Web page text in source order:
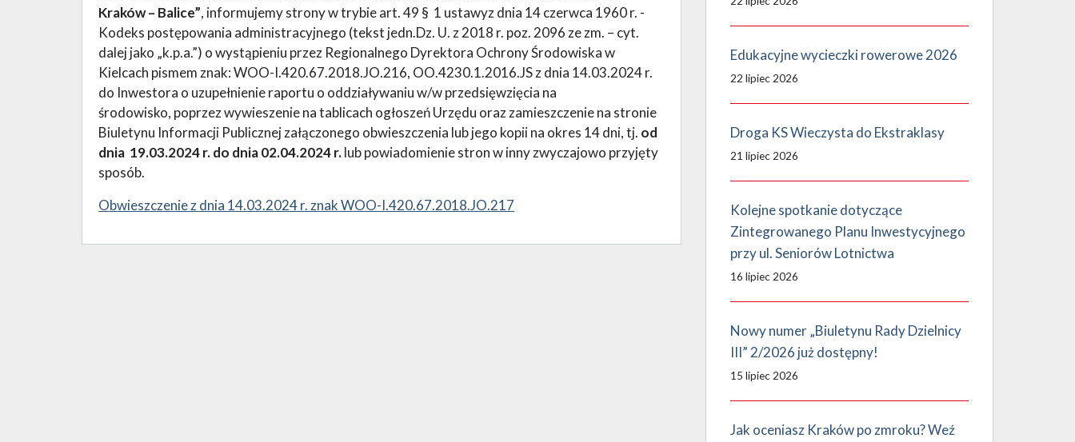
Kraków – Balice”, informujemy strony w trybie art. 49 § 1 ustawyz dnia 14 czerwca 1960 r. -
Kodeks postępowania administracyjnego (tekst jedn.Dz. U. z 2018 r. poz. 2096 ze zm. – cyt.
dalej jako „k.p.a.”) o wystąpieniu przez Regionalnego Dyrektora Ochrony Środowiska w
Kielcach pismem znak: WOO-I.420.67.2018.JO.216, OO.4230.1.2016.JS z dnia 14.03.2024 r.
do Inwestora o uzupełnienie raportu o oddziaływaniu w/w przedsięwzięcia na
środowisko, poprzez wywieszenie na tablicach ogłoszeń Urzędu oraz zamieszczenie na stronie
Biuletynu Informacji Publicznej załączonego obwieszczenia lub jego kopii na okres 14 dni, tj. od
dnia 19.03.2024 r. do dnia 02.04.2024 r.lub powiadomienie stron w inny zwyczajowo przyjęty
sposób.
Obwieszczenie z dnia 14.03.2024 r. znak WOO-I.420.67.2018.JO.217
Edukacyjne wycieczki rowerowe 2026
22 lipiec 2026
Droga KS Wieczysta do Ekstraklasy
21 lipiec 2026
Kolejne spotkanie dotyczące
Zintegrowanego Planu Inwestycyjnego
przy ul. Seniorów Lotnictwa
16 lipiec 2026
Nowy numer „Biuletynu Rady Dzielnicy
III” 2/2026 już dostępny!
15 lipiec 2026
Jak oceniasz Kraków po zmroku? Weź